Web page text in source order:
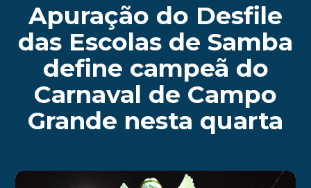
Apuração do Desfile
das Escolas de Samba
define campeã do
Carnaval de Campo
Grande nesta quarta